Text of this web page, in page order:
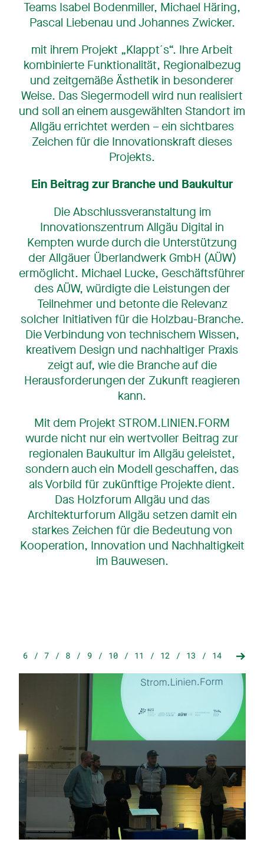
Teams Isabel Bodenmiller, Michael Häring,
Pascal Liebenau und Johannes Zwicker.
mit ihrem Projekt „Klappt´s“. Ihre Arbeit
kombinierte Funktionalität, Regionalbezug
und zeitgemäße Ästhetik in besonderer
Weise. Das Siegermodell wird nun realisiert
und soll an einem ausgewählten Standort im
Allgäu errichtet werden – ein sichtbares
Zeichen für die Innovationskraft dieses
Projekts.
Ein Beitrag zur Branche und Baukultur
Die Abschlussveranstaltung im
Innovationszentrum Allgäu Digital in
Kempten wurde durch die Unterstützung
der Allgäuer Überlandwerk GmbH (AÜW)
ermöglicht. Michael Lucke, Geschäftsführer
des AÜW, würdigte die Leistungen der
Teilnehmer und betonte die Relevanz
solcher Initiativen für die Holzbau-Branche.
Die Verbindung von technischem Wissen,
kreativem Design und nachhaltiger Praxis
zeigt auf, wie die Branche auf die
Herausforderungen der Zukunft reagieren
kann.
Mit dem Projekt STROM.LINIEN.FORM
wurde nicht nur ein wertvoller Beitrag zur
regionalen Baukultur im Allgäu geleistet,
sondern auch ein Modell geschaffen, das
als Vorbild für zukünftige Projekte dient.
Das Holzforum Allgäu und das
Architekturforum Allgäu setzen damit ein
starkes Zeichen für die Bedeutung von
Kooperation, Innovation und Nachhaltigkeit
im Bauwesen.
6 7 8 9 10 11 12 13 14